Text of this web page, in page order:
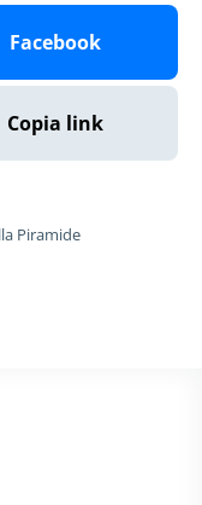
Facebook
Copia link
Piramide